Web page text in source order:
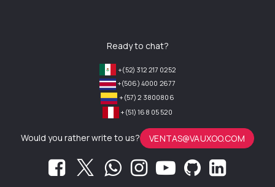
Ready to chat?
+(52) 312 217 0252
+(506) 4000 2677
+(57) 2 3800806
+(51) 168 05 520
Would you rather write to us? VENTAS@VAUXOO.COM